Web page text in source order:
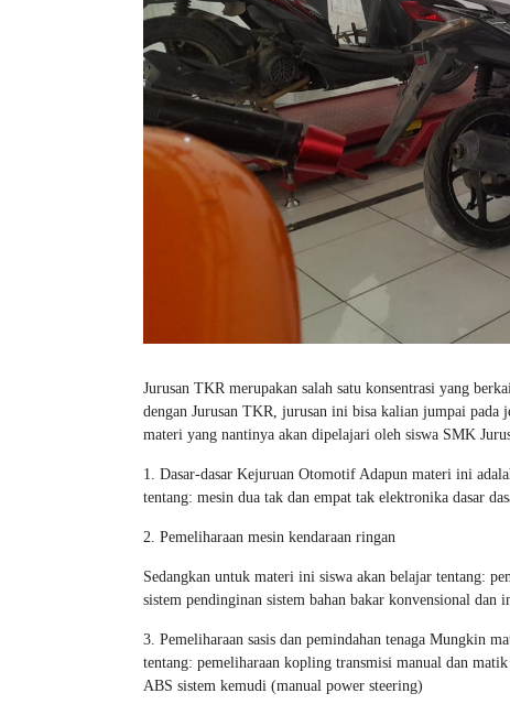
Jurusan TKR merupakan salah satu konsentrasi yang
dengan Jurusan TKR, jurusan ini bisa kalian jumpai
materi yang nantinya akan dipelajari oleh siswa SMK
1. Dasar-dasar Kejuruan Otomotif Adapun materi ini
tentang: mesin dua tak dan empat tak elektronika dasar
2. Pemeliharaan mesin kendaraan ringan
Sedangkan untuk materi ini siswa akan belajar tentang:
sistem pendinginan sistem bahan bakar konvensional
3. Pemeliharaan sasis dan pemindahan tenaga Mungkin
tentang: pemeliharaan kopling transmisi manual dan
ABS sistem kemudi (manual power steering)